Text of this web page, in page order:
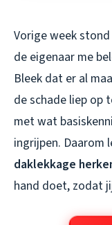
Vorige week
de eigenaar me
Bleek dat er al
de schade liep op
met wat
ingrijpen. Daarom
daklekkage
hand doet, zodat